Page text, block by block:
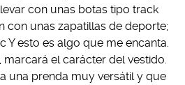
con unas botas tipo track
con unas zapatillas de deporte;
Y esto es algo que me encanta.
marcará el carácter del vestido.
una prenda muy versátil y que